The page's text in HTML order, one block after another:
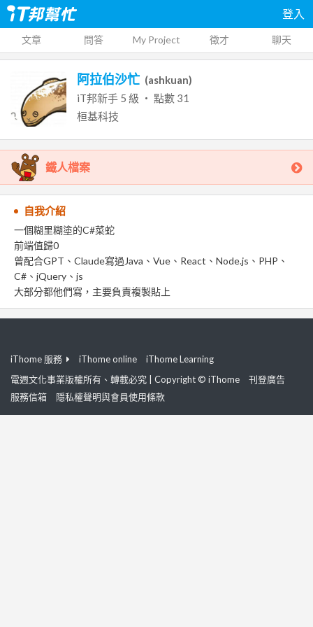
登入
文章 問答 My Project 徵才 聊天
阿拉伯沙忙 (ashkuan)
iT邦新手 5 級 ‧ 點數 31
桓基科技
鐵人檔案
自我介紹
一個糊里糊塗的C#菜蛇
前端值歸0
曾配合GPT、Claude寫過Java、Vue、React、Node.js、PHP、
C#、jQuery、js
大部分都他們寫，主要負責複製貼上
iThome 服務 iThome online
iThome Learning
電週文化事業版權所有、轉載必究 | Copyright © iThome
刊登廣告
服務信箱
隱私權聲明與會員使用條款